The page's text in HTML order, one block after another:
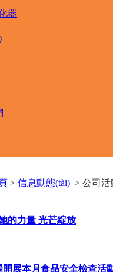
器
> 信息動態(tài) > 公司活
的力量 光芒綻放
開展本月食品安全檢查活